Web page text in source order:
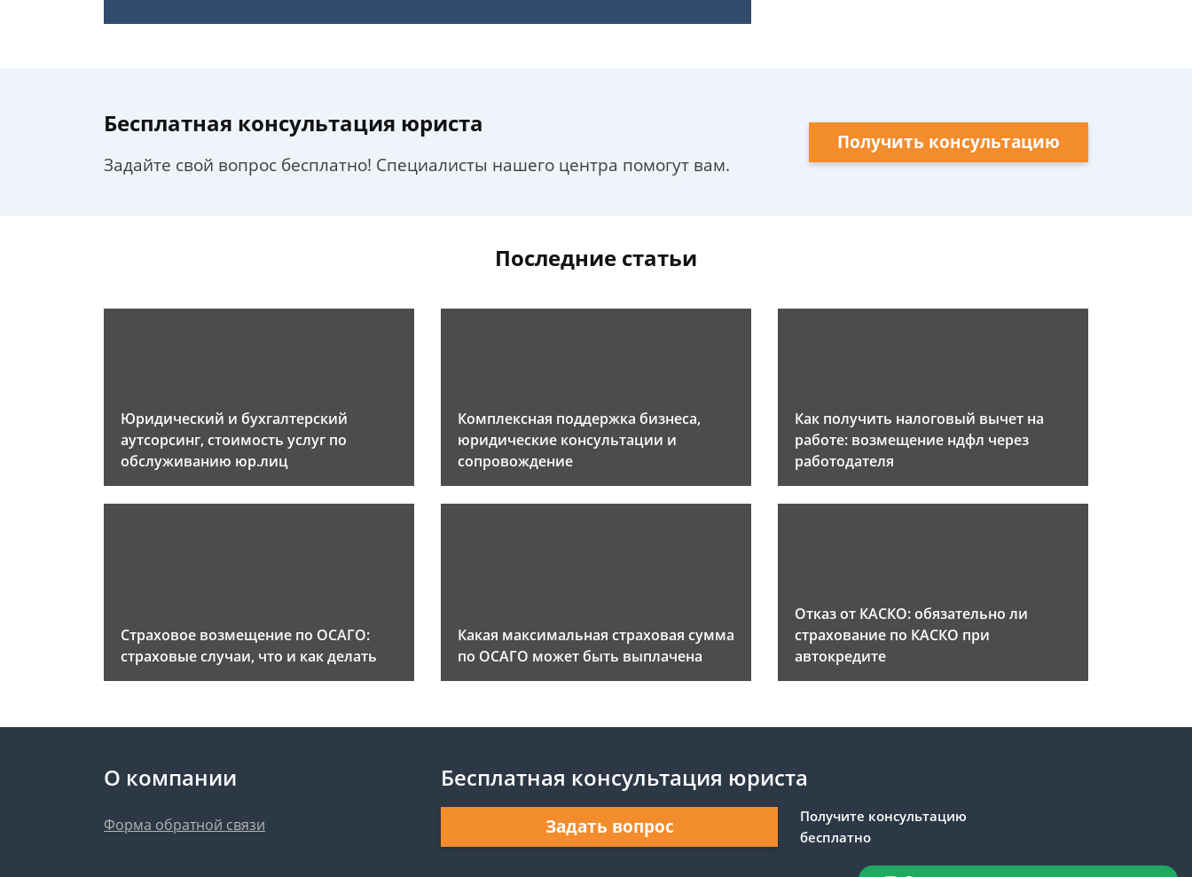
Бесплатная консультация юриста
Задайте свой вопрос бесплатно! Специалисты нашего центра помогут вам.
Получить консультацию
Последние статьи
Юридический и бухгалтерский
аутсорсинг, стоимость услуг по
обслуживанию юр.лиц
Комплексная поддержка бизнеса,
юридические консультации и
сопровождение
Как получить налоговый вычет на
работе: возмещение ндфл через
работодателя
Страховое возмещение по ОСАГО:
страховые случаи, что и как делать
Какая максимальная страховая сумма
по ОСАГО может быть выплачена
Отказ от КАСКО: обязательно ли
страхование по КАСКО при
автокредите
О компании
Форма обратной связи
Бесплатная консультация юриста
Задать вопрос
Получите консультацию
бесплатно